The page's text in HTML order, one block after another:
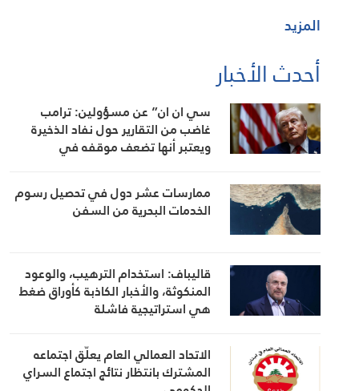
المزيد
أحدث الأخبار
سي ان ان” عن مسؤولين: ترامب
غاضب من التقارير حول نفاد الذخيرة
ويعتبر أنها تضعف موقفه في
ممارسات عشر دول في تحصيل رسوم
الخدمات البحرية من السفن
قاليباف: استخدام الترهيب، والوعود
المنكوثة، والأخبار الكاذبة كأوراق ضغط
هي استراتيجية فاشلة
الاتحاد العمالي العام يعلّق اجتماعه
المشترك بانتظار نتائج اجتماع السراي